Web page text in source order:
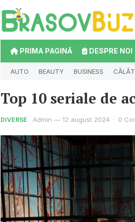
PRIMA PAGINĂ DESPRE NOI
AUTO BEAUTY BUSINESS
Top 10 seriale de
DIVERSE Admin — 12 august 2024 · 0